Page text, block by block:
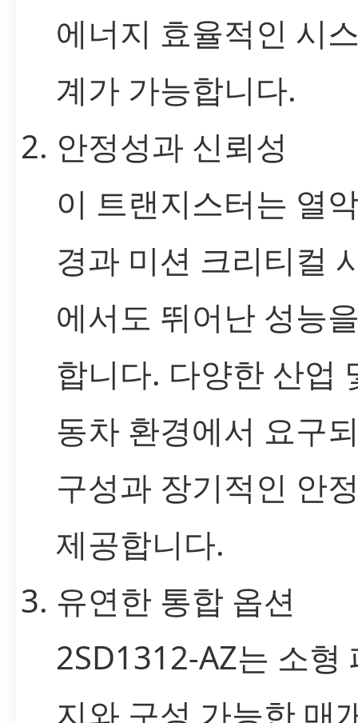
에너지 효율적인 시
계가 가능합니다.
안정성과 신뢰성
이 트랜지스터는 열
경과 미션 크리티컬
에서도 뛰어난 성능
합니다. 다양한 산업
동차 환경에서 요구
구성과 장기적인 안
제공합니다.
유연한 통합 옵션
2SD1312-AZ는 소형
지와 구성 가능한 매